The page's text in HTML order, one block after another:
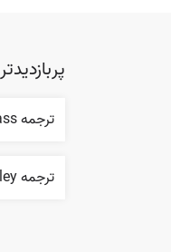
ترجمه wise-ass
ترجمه chance-medley